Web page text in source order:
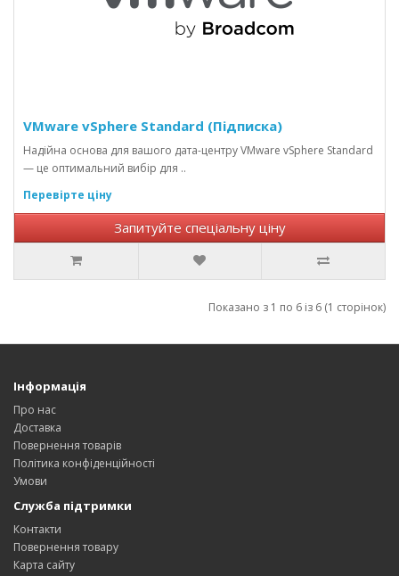
VMware vSphere Standard (Підписка)
Надійна основа для вашого дата-центру VMware vSphere Standard
— це оптимальний вибір для ..
Перевірте ціну
Запитуйте спеціальну ціну
Показано з 1 по 6 із 6 (1 сторінок)
Інформація
Про нас
Доставка
Повернення товарів
Політика конфіденційності
Умови
Служба підтримки
Контакти
Повернення товару
Карта сайту